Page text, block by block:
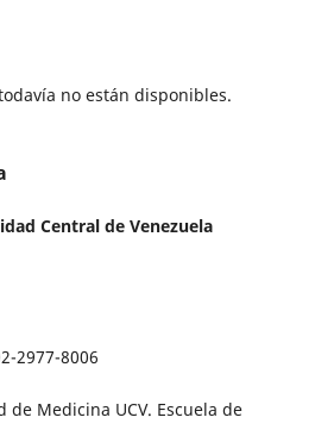
no están disponibles.
Central de Venezuela
2977-8006
de Medicina UCV. Escuela de